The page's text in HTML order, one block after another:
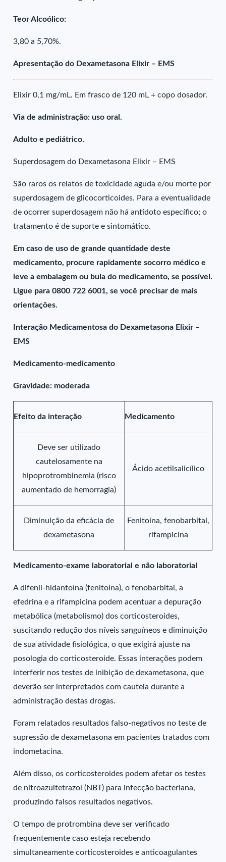
Teor Alcoólico:
3,80 a 5,70%.
Apresentação do Dexametasona Elixir – EMS
Elixir 0,1 mg/mL. Em frasco de 120 mL + copo dosador.
Via de administração: uso oral.
Adulto e pediátrico.
Superdosagem do Dexametasona Elixir – EMS
São raros os relatos de toxicidade aguda e/ou morte por
superdosagem de glicocorticoides. Para a eventualidade
de ocorrer superdosagem não há antídoto específico; o
tratamento é de suporte e sintomático.
Em caso de uso de grande quantidade deste
medicamento, procure rapidamente socorro médico e
leve a embalagem ou bula do medicamento, se possível.
Ligue para 0800 722 6001, se você precisar de mais
orientações.
Interação Medicamentosa do Dexametasona Elixir –
EMS
Medicamento-medicamento
Gravidade: moderada
Efeito da interação Medicamento
Deve ser utilizado
cautelosamente na
hipoprotrombinemia (risco
aumentado de hemorragia)
Ácido acetilsalicílico
Diminuição da eficácia de
dexametasona
Fenitoína, fenobarbital,
rifampicina
Medicamento-exame laboratorial e não laboratorial
A difenil-hidantoína (fenitoína), o fenobarbital, a
efedrina e a rifampicina podem acentuar a depuração
metabólica (metabolismo) dos corticosteroides,
suscitando redução dos níveis sanguíneos e diminuição
de sua atividade fisiológica, o que exigirá ajuste na
posologia do corticosteroide. Essas interações podem
interferir nos testes de inibição de dexametasona, que
deverão ser interpretados com cautela durante a
administração destas drogas.
Foram relatados resultados falso-negativos no teste de
supressão de dexametasona em pacientes tratados com
indometacina.
Além disso, os corticosteroides podem afetar os testes
de nitroazultetrazol (NBT) para infecção bacteriana,
produzindo falsos resultados negativos.
O tempo de protrombina deve ser verificado
frequentemente caso esteja recebendo
simultaneamente corticosteroides e anticoagulantes